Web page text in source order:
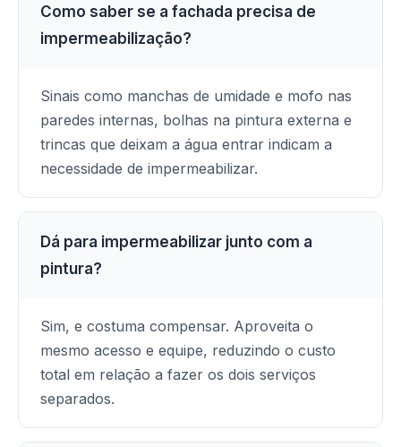
Como saber se a fachada precisa de
impermeabilização?
Sinais como manchas de umidade e mofo nas
paredes internas, bolhas na pintura externa e
trincas que deixam a água entrar indicam a
necessidade de impermeabilizar.
Dá para impermeabilizar junto com a
pintura?
Sim, e costuma compensar. Aproveita o
mesmo acesso e equipe, reduzindo o custo
total em relação a fazer os dois serviços
separados.